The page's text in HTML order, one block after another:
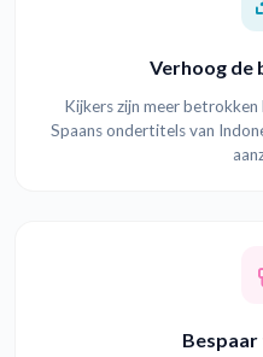
Verhoog de
Kijkers zijn meer
Spaans ondertitels van
Bespaar